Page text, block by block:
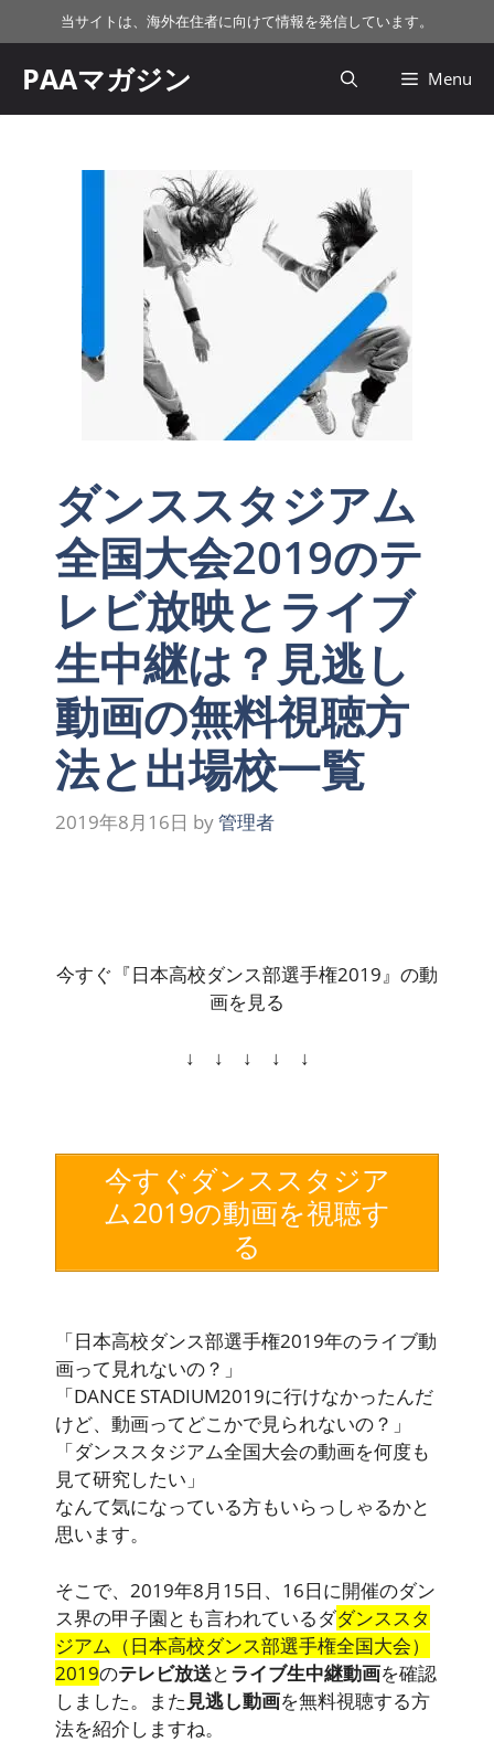
ン
ツ
当サイトは、海外在住者に向けて情報を発信しています。
PAAマガジン Menu
ダンススタジアム
全国大会2019のテ
レビ放映とライブ
生中継は？見逃し
動画の無料視聴方
法と出場校一覧
2019年8月16日 by管理者
今すぐ『日本高校ダンス部選手権2019』の動
画を見る
↓ ↓ ↓ ↓ ↓
今すぐダンススタジア
ム2019の動画を視聴す
る
「日本高校ダンス部選手権2019年のライブ動
画って見れないの？」
「DANCE STADIUM2019に行けなかったんだ
けど、動画ってどこかで見られないの？」
「ダンススタジアム全国大会の動画を何度も
見て研究したい」
なんて気になっている方もいらっしゃるかと
思います。
そこで、2019年8月15日、16日に開催のダン
ス界の甲子園とも言われているダダンススタ
ジアム（日本高校ダンス部選手権全国大会）
2019のテレビ放送とライブ生中継動画を確認
しました。また 見逃し動画を無料視聴する方
法を紹介しますね。